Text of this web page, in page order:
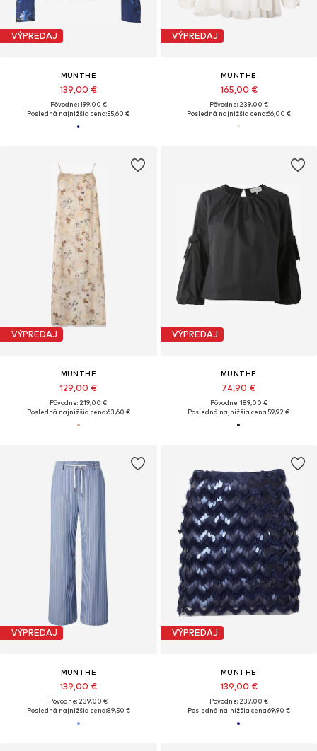
VÝPREDAJ
MUNTHE
139,00 €
Pôvodne: 199,00 €
Posledná najnižšia cena:55,60 €
VÝPREDAJ
MUNTHE
165,00 €
Pôvodne: 239,00 €
Posledná najnižšia cena:66,00 €
VÝPREDAJ
MUNTHE
129,00 €
Pôvodne: 219,00 €
Posledná najnižšia cena:63,60 €
VÝPREDAJ
MUNTHE
74,90 €
Pôvodne: 189,00 €
Posledná najnižšia cena:59,92 €
VÝPREDAJ
MUNTHE
139,00 €
Pôvodne: 239,00 €
Posledná najnižšia cena:89,50 €
VÝPREDAJ
MUNTHE
139,00 €
Pôvodne: 239,00 €
Posledná najnižšia cena:69,90 €